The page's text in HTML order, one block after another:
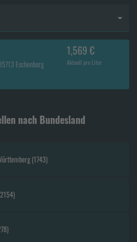
Eschenburg
1,569 €
Aktuell pro Liter
nach Bundesland
(1743)
2154)
)